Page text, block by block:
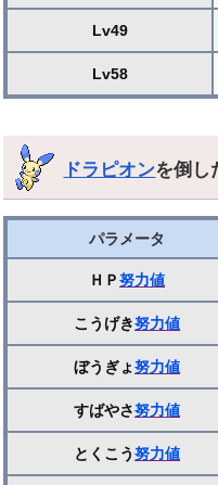
Lv49
Lv58
ドラピオンを倒し
パラメータ
ＨＰ努力値
こうげき努力値
ぼうぎょ努力値
すばやさ努力値
とくこう努力値